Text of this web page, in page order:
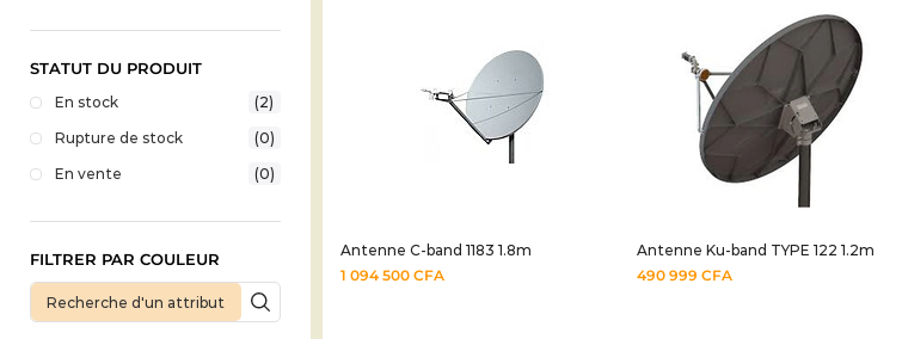
STATUT DU PRODUIT
En stock
(2)
Rupture de stock
(0)
En vente
(0)
FILTRER PAR COULEUR
Antenne C-band 1183 1.8m
1 094 500 CFA
Antenne Ku-band TYPE 122 1.2m
490 999 CFA